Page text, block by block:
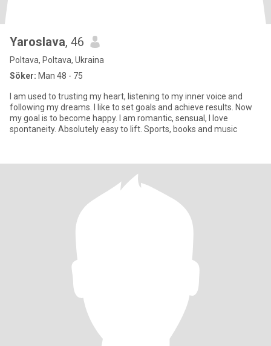
Yaroslava, 46
Poltava, Poltava, Ukraina
Söker: Man 48 - 75
I am used to trusting my heart, listening to my inner voice and
following my dreams. I like to set goals and achieve results. Now
my goal is to become happy. I am romantic, sensual, I love
spontaneity. Absolutely easy to lift. Sports, books and music